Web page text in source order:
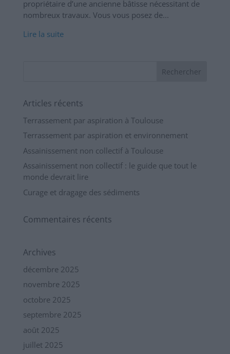
propriétaire d’une ancienne bâtisse nécessitant de
nombreux travaux. Vous vous posez de...
Lire la suite
Articles récents
Terrassement par aspiration à Toulouse
Terrassement par aspiration et environnement
Assainissement non collectif à Toulouse
Assainissement non collectif : le guide que tout le
monde devrait lire
Curage et dragage des sédiments
Commentaires récents
Archives
décembre 2025
novembre 2025
octobre 2025
septembre 2025
août 2025
juillet 2025